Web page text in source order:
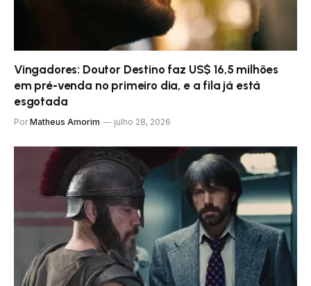
Vingadores: Doutor Destino faz US$ 16,5 milhões
em pré-venda no primeiro dia, e a fila já está
esgotada
Por Matheus Amorim julho 28, 2026